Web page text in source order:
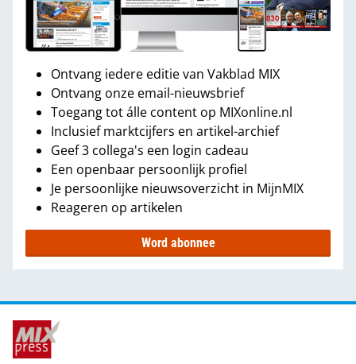
Ontvang iedere editie van Vakblad MIX
Ontvang onze email-nieuwsbrief
Toegang tot álle content op MIXonline.nl
Inclusief marktcijfers en artikel-archief
Geef 3 collega's een login cadeau
Een openbaar persoonlijk profiel
Je persoonlijke nieuwsoverzicht in MijnMIX
Reageren op artikelen
Word abonnee